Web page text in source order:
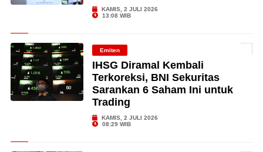
KAMIS, 2 JULI 2026
13:08 WIB
Emiten
IHSG Diramal Kembali
Terkoreksi, BNI Sekuritas
Sarankan 6 Saham Ini untuk
Trading
KAMIS, 2 JULI 2026
08:29 WIB